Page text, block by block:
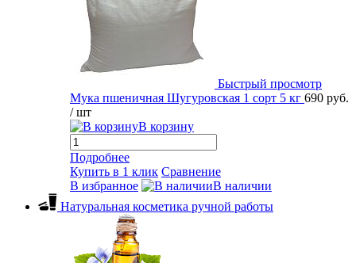
Быстрый просмотр
Мука пшеничная Шугуровская 1 сорт 5 кг 690 руб.
/ шт
В корзину
Подробнее
Купить в 1 клик Сравнение
В избранное
В наличии
Натуральная косметика ручной работы